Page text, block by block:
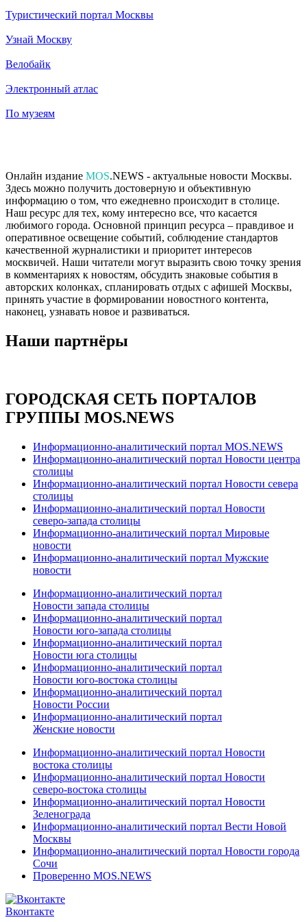
Туристический портал Москвы
Узнай Москву
Велобайк
Электронный атлас
По музеям
Онлайн издание MOS.NEWS - актуальные новости Москвы.
Здесь можно получить достоверную и объективную
информацию о том, что ежедневно происходит в столице.
Наш ресурс для тех, кому интересно все, что касается
любимого города. Основной принцип ресурса – правдивое и
оперативное освещение событий, соблюдение стандартов
качественной журналистики и приоритет интересов
москвичей. Наши читатели могут выразить свою точку зрения
в комментариях к новостям, обсудить знаковые события в
авторских колонках, спланировать отдых с афишей Москвы,
принять участие в формировании новостного контента,
наконец, узнавать новое и развиваться.
Наши партнёры
ГОРОДСКАЯ СЕТЬ ПОРТАЛОВ
ГРУППЫ MOS.NEWS
Информационно-аналитический портал MOS.NEWS
Информационно-аналитический портал Новости центра
столицы
Информационно-аналитический портал Новости севера
столицы
Информационно-аналитический портал Новости
северо-запада столицы
Информационно-аналитический портал Мировые
новости
Информационно-аналитический портал Мужские
новости
Информационно-аналитический портал
Новости запада столицы
Информационно-аналитический портал
Новости юго-запада столицы
Информационно-аналитический портал
Новости юга столицы
Информационно-аналитический портал
Новости юго-востока столицы
Информационно-аналитический портал
Новости России
Информационно-аналитический портал
Женские новости
Информационно-аналитический портал Новости
востока столицы
Информационно-аналитический портал Новости
северо-востока столицы
Информационно-аналитический портал Новости
Зеленограда
Информационно-аналитический портал Вести Новой
Москвы
Информационно-аналитический портал Новости города
Сочи
Проверенно MOS.NEWS
Вконтакте